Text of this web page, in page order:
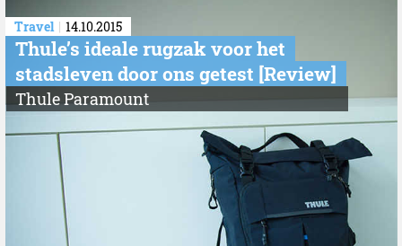
Travel 14.10.2015
Thule’s ideale rugzak voor het
stadsleven door ons getest [Review]
Thule Paramount